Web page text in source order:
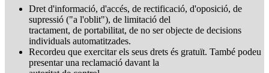
Dret d'informació, d'accés, de rectificació, d'oposició, de
supressió ("a l'oblit"), de limitació del
tractament, de portabilitat, de no ser objecte de decisions
individuals automatitzades.
Recordeu que exercitar els seus drets és gratuït. També podeu
presentar una reclamació davant la